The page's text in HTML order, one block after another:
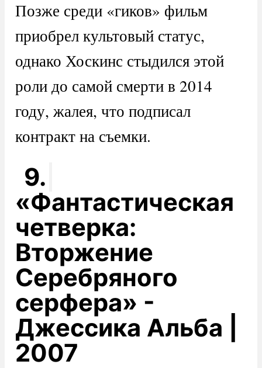
Позже среди «гиков» фильм
приобрел культовый статус,
однако Хоскинс стыдился этой
роли до самой смерти в 2014
году, жалея, что подписал
контракт на съемки.
9.
«Фантастическая
четверка:
Вторжение
Серебряного
серфера» -
Джессика Альба |
2007